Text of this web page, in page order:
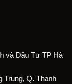
và Đầu Tư TP Hà
Trung, Q. Thanh